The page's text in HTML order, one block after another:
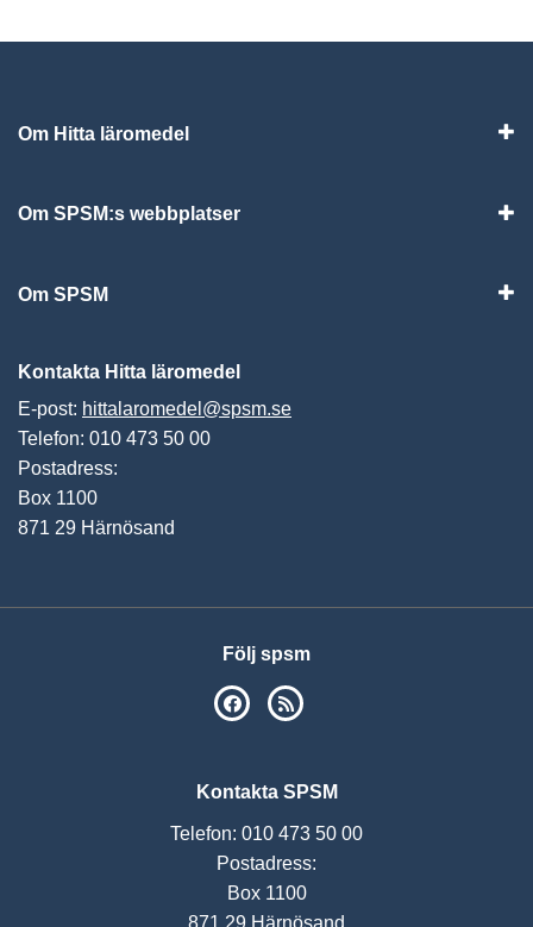
Om Hitta läromedel
Om SPSM:s webbplatser
Om SPSM
Kontakta Hitta läromedel
E-post: hittalaromedel@spsm.se
Telefon: 010 473 50 00
Postadress:
Box 1100
871 29 Härnösand
Följ spsm
SPSM på Facebook
Kontakta SPSM
Telefon: 010 473 50 00
Postadress:
Box 1100
871 29 Härnösand